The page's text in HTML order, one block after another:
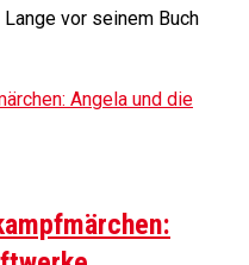
vor seinem Buch